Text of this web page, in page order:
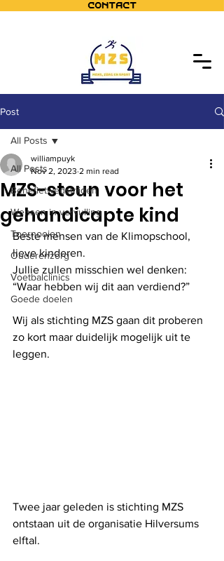
Contact
Post
All Posts
Benefietwedstrijden
Wensen in vervulling
Toernooien
Ouderenzorg
Voetbalclinics
Goede doelen
All Posts
MZS-steun voor het
gehandicapte kind
williampuyk
Nov 2, 2023 2 min read
Beste mensen van de Klimopschool,
lieve kinderen.
Jullie zullen misschien wel denken:
“Waar hebben wij dit aan verdiend?”
Wij als stichting MZS gaan dit proberen
zo kort maar duidelijk mogelijk uit te
leggen.
Twee jaar geleden is stichting MZS
ontstaan uit de organisatie Hilversums
elftal.